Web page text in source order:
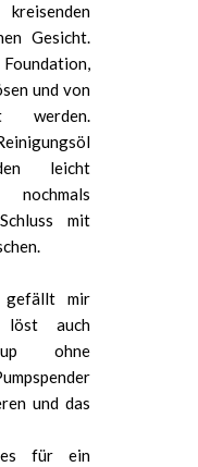
Gesicht.
und von
werden.
leicht
mit
gefällt mir
auch
up ohne
und das
für ein